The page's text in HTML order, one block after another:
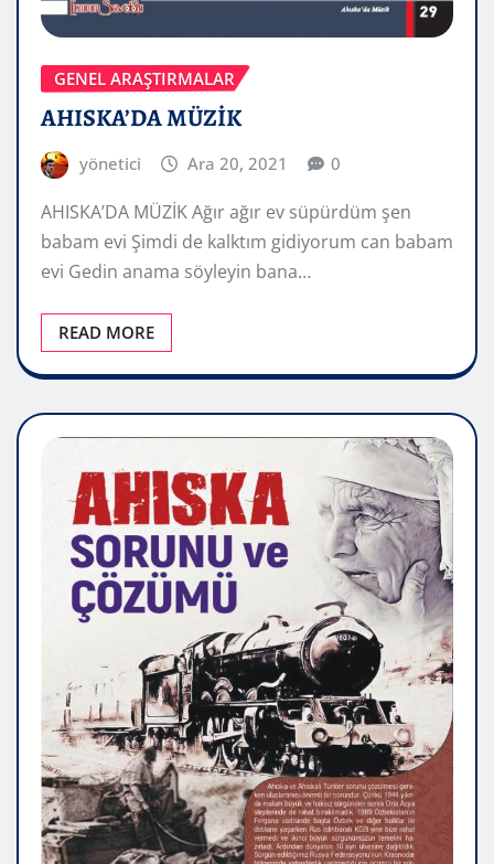
GENEL ARAŞTIRMALAR
AHISKA’DA MÜZİK
yönetici Ara 20, 2021 0
AHISKA’DA MÜZİK Ağır ağır ev süpürdüm şen
babam evi Şimdi de kalktım gidiyorum can babam
evi Gedin anama söyleyin bana…
READ MORE